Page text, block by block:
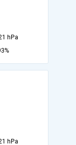
hPa
hPa